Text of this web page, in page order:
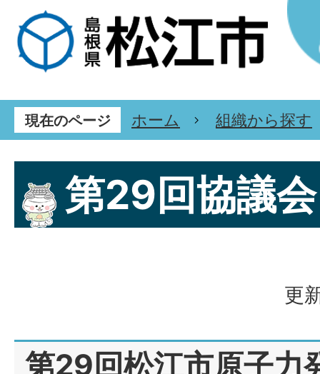
現在のページ ホーム 組織から探す
第29回協議会
更
第29回松江市原子力